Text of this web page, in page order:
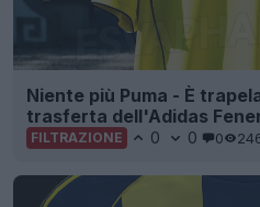
Niente più Puma - È
trasferta dell'Adidas
FILTRAZIONE 0 0 0